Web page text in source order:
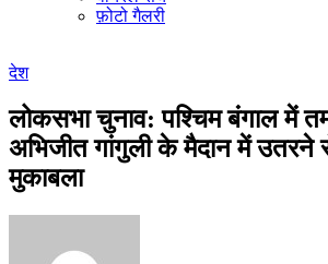
फ़ोटो गैलरी
देश
लोकसभा चुनाव: पश्चिम बंगाल में
अभिजीत गांगुली के मैदान में
मुकाबला